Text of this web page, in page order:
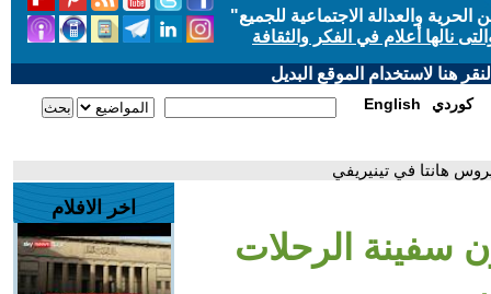
والعدالة الاجتماعية للجميع"
نالها أعلام في الفكر والثقافة
هنا لاستخدام الموقع البديل
English كوردي
هانتا في تينيريفي
سفينة الرحلات
اخر الافلام